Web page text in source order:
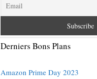
Derniers Bons Plans
Amazon Prime Day 2023